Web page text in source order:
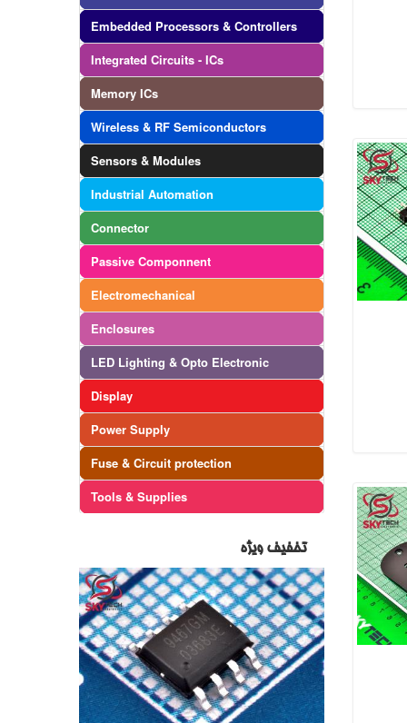
Embedded Processors & Controllers
Integrated Circuits - ICs
Memory ICs
Wireless & RF Semiconductors
Sensors & Modules
Industrial Automation
Connector
Passive Componnent
Electromechanical
Enclosures
LED Lighting & Opto Electronic
Display
Power Supply
Fuse & Circuit protection
Tools & Supplies
تخفیف ویژه